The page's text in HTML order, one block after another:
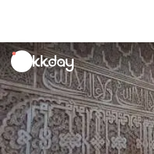
unread
notifications